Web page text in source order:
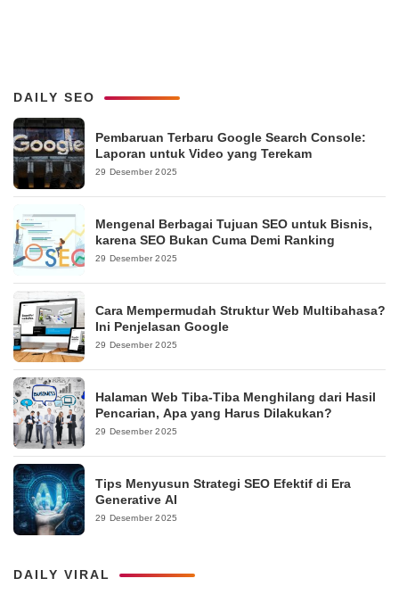
DAILY SEO
Pembaruan Terbaru Google Search Console:
Laporan untuk Video yang Terekam
29 Desember 2025
Mengenal Berbagai Tujuan SEO untuk Bisnis,
karena SEO Bukan Cuma Demi Ranking
29 Desember 2025
Cara Mempermudah Struktur Web Multibahasa?
Ini Penjelasan Google
29 Desember 2025
Halaman Web Tiba-Tiba Menghilang dari Hasil
Pencarian, Apa yang Harus Dilakukan?
29 Desember 2025
Tips Menyusun Strategi SEO Efektif di Era
Generative AI
29 Desember 2025
DAILY VIRAL